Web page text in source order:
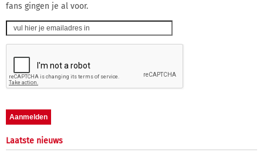
fans gingen je al voor.
Laatste nieuws